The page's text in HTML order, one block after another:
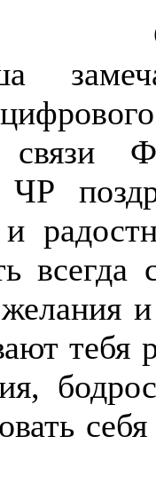
ЧР
всегда